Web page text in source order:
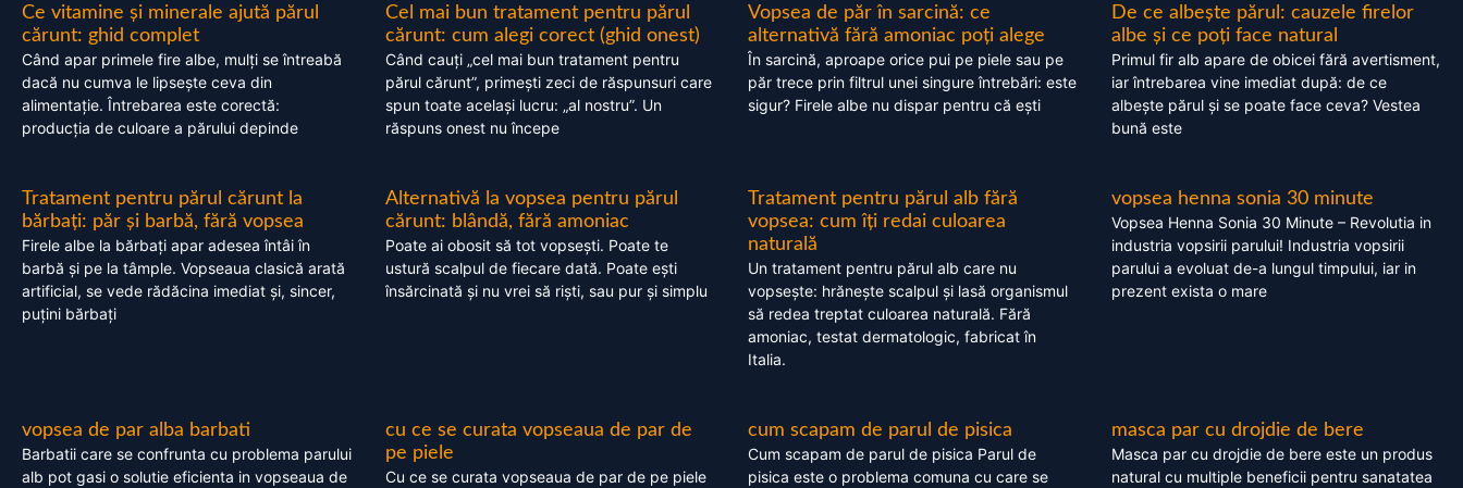
Ce vitamine și minerale ajută părul
cărunt: ghid complet
Când apar primele fire albe, mulți se întreabă
dacă nu cumva le lipsește ceva din
alimentație. Întrebarea este corectă:
producția de culoare a părului depinde
Cel mai bun tratament pentru părul
cărunt: cum alegi corect (ghid onest)
Când cauți „cel mai bun tratament pentru
părul cărunt”, primești zeci de răspunsuri care
spun toate același lucru: „al nostru”. Un
răspuns onest nu începe
Vopsea de păr în sarcină: ce
alternativă fără amoniac poți alege
În sarcină, aproape orice pui pe piele sau pe
păr trece prin filtrul unei singure întrebări: este
sigur? Firele albe nu dispar pentru că ești
De ce albește părul: cauzele firelor
albe și ce poți face natural
Primul fir alb apare de obicei fără avertisment,
iar întrebarea vine imediat după: de ce
albește părul și se poate face ceva? Vestea
bună este
Tratament pentru părul cărunt la
bărbați: păr și barbă, fără vopsea
Firele albe la bărbați apar adesea întâi în
barbă și pe la tâmple. Vopseaua clasică arată
artificial, se vede rădăcina imediat și, sincer,
puțini bărbați
Alternativă la vopsea pentru părul
cărunt: blândă, fără amoniac
Poate ai obosit să tot vopsești. Poate te
ustură scalpul de fiecare dată. Poate ești
însărcinată și nu vrei să riști, sau pur și simplu
Tratament pentru părul alb fără
vopsea: cum îți redai culoarea
naturală
Un tratament pentru părul alb care nu
vopsește: hrănește scalpul și lasă organismul
să redea treptat culoarea naturală. Fără
amoniac, testat dermatologic, fabricat în
Italia.
vopsea henna sonia 30 minute
Vopsea Henna Sonia 30 Minute – Revolutia in
industria vopsirii parului! Industria vopsirii
parului a evoluat de-a lungul timpului, iar in
prezent exista o mare
vopsea de par alba barbati
Barbatii care se confrunta cu problema parului
alb pot gasi o solutie eficienta in vopseaua de
cu ce se curata vopseaua de par de
pe piele
Cu ce se curata vopseaua de par de pe piele
cum scapam de parul de pisica
Cum scapam de parul de pisica Parul de
pisica este o problema comuna cu care se
masca par cu drojdie de bere
Masca par cu drojdie de bere este un produs
natural cu multiple beneficii pentru sanatatea